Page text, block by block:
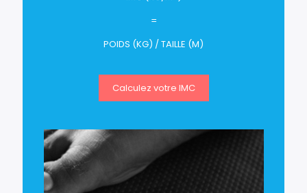
=
POIDS (KG) / TAILLE (M)
Calculez votre IMC